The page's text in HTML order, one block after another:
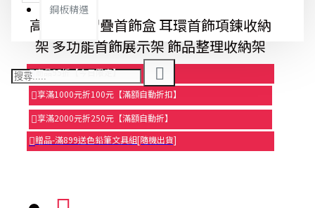
銅板精選
高級屏風摺疊首飾盒 耳環首飾項鍊收納
架 多功能首飾展示架 飾品整理收納架
商品95折【今日限定】
享滿1000元折100元【滿額自動折扣】
享滿2000元折250元【滿額自動折】
贈品-滿899送色鉛筆文具組[隨機出貨]